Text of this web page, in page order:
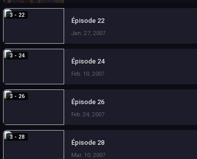
3 - 22
Épisode 22
Jan. 27, 2007
3 - 24
Épisode 24
Feb. 10, 2007
3 - 26
Épisode 26
Feb. 24, 2007
3 - 28
Épisode 28
Mar. 10, 2007